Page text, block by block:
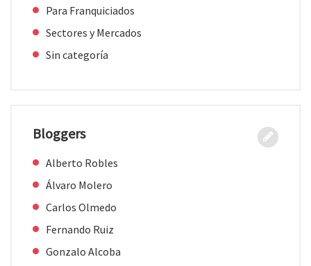
Para Franquiciados
Sectores y Mercados
Sin categoría
Bloggers
Alberto Robles
Álvaro Molero
Carlos Olmedo
Fernando Ruiz
Gonzalo Alcoba